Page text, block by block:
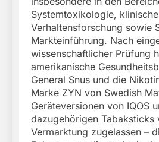
Systemtoxikologie,
Verhaltensforschung sowie
Markteinführung. Nach
wissenschaftlicher Prüfung
amerikanische
General Snus und die
Marke ZYN von Swedish
Geräteversionen von IQOS
dazugehörigen Tabaksticks
Vermarktung zugelassen –